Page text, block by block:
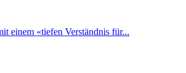
einem «tiefen Verständnis für...